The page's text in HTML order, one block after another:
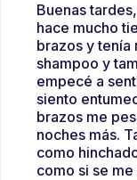
Buenas
hace mucho
brazos y tenía
shampoo y
empecé a
siento
brazos me
noches más.
como
como si se